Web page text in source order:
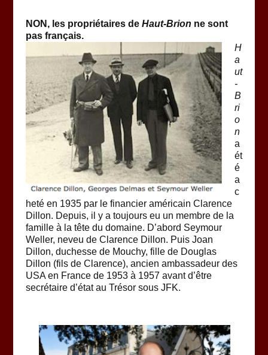
NON, les propriétaires de Haut-Brion ne sont
pas français.
H
a
ut
-
B
ri
o
n
a
ét
é
a
c
heté en 1935 par le financier américain Clarence
Dillon. Depuis, il y a toujours eu un membre de la
famille à la tête du domaine. D’abord Seymour
Weller, neveu de Clarence Dillon. Puis Joan
Dillon, duchesse de Mouchy, fille de Douglas
Dillon (fils de Clarence), ancien ambassadeur des
USA en France de 1953 à 1957 avant d’être
secrétaire d’état au Trésor sous JFK.